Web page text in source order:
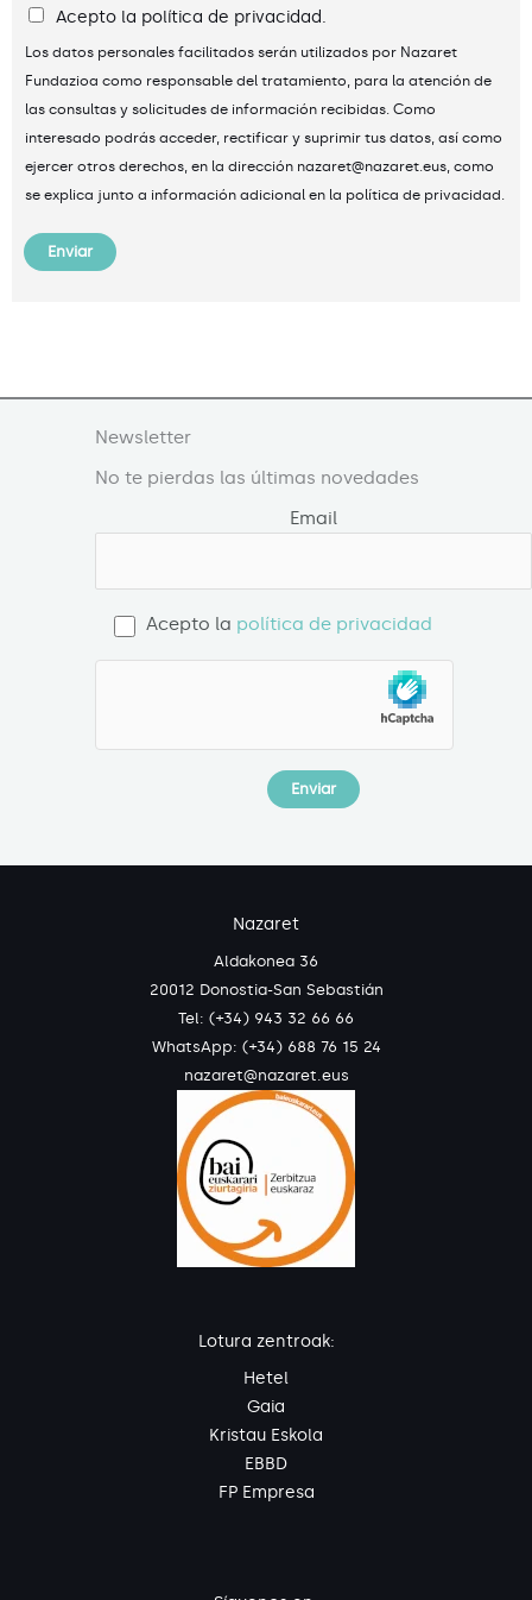
Acepto la política de privacidad.
Los datos personales facilitados serán utilizados por Nazaret
Fundazioa como responsable del tratamiento, para la atención de
las consultas y solicitudes de información recibidas. Como
interesado podrás acceder, rectificar y suprimir tus datos, así como
ejercer otros derechos, en la dirección nazaret@nazaret.eus, como
se explica junto a información adicional en la política de privacidad.
Enviar
Newsletter
No te pierdas las últimas novedades
Email
Acepto la política de privacidad
Nazaret
Aldakonea 36
20012 Donostia-San Sebastián
Tel: (+34) 943 32 66 66
WhatsApp: (+34) 688 76 15 24
nazaret@nazaret.eus
Lotura zentroak:
Hetel
Gaia
Kristau Eskola
EBBD
FP Empresa